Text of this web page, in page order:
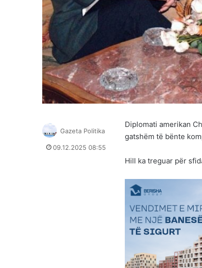
Diplomati amerikan
gatshëm të bënte
Hill ka treguar për
Gazeta Politika
09.12.2025 08:55